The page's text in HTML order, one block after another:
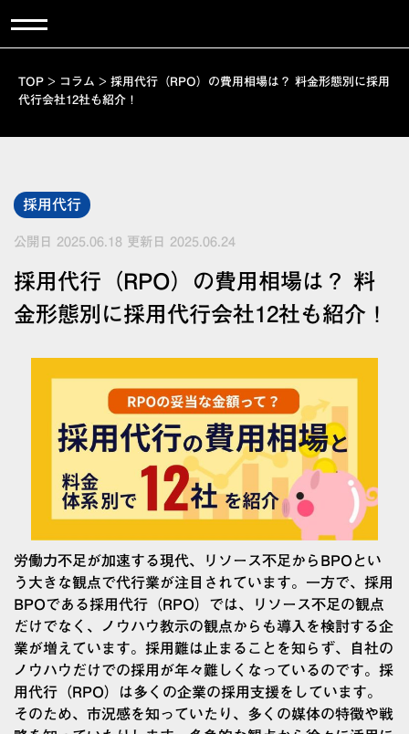
TOP > コラム > 採用代行（RPO）の費用相場は？ 料金形態別に採用
代行会社12社も紹介！
採用代行
公開日 2025.06.18 更新日 2025.06.24
採用代行（RPO）の費用相場は？ 料
金形態別に採用代行会社12社も紹介！
労働力不足が加速する現代、リソース不足からBPOとい
う大きな観点で代行業が注目されています。一方で、採用
BPOである採用代行（RPO）では、リソース不足の観点
だけでなく、ノウハウ教示の観点からも導入を検討する企
業が増えています。採用難は止まることを知らず、自社の
ノウハウだけでの採用が年々難しくなっているのです。採
用代行（RPO）は多くの企業の採用支援をしています。
そのため、市況感を知っていたり、多くの媒体の特徴や戦